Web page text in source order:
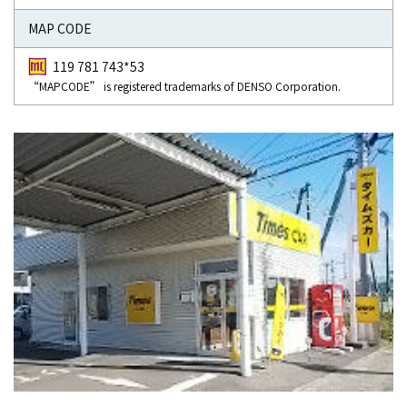
MAP CODE
119 781 743*53
“MAPCODE” is registered trademarks of DENSO Corporation.